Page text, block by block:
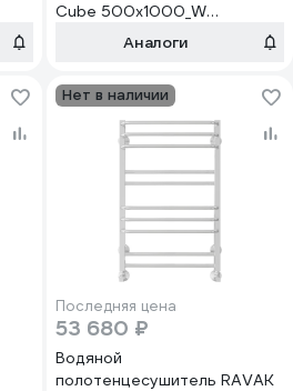
Cube 500x1000_W
X04000083669
Аналоги
Нет в наличии
Последняя цена
53 680 ₽
Водяной
полотенцесушитель RAVAK